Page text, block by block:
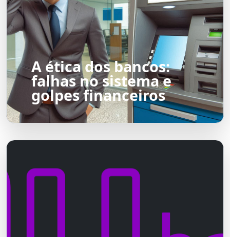
A ética dos bancos:
falhas no sistema e
golpes financeiros